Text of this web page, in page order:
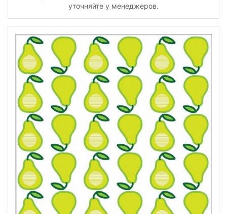
уточняйте у менеджеров.